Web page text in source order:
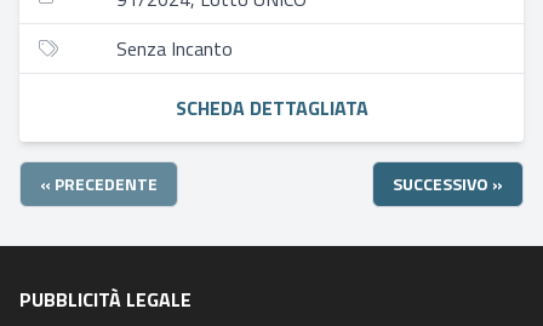
Senza Incanto
SCHEDA DETTAGLIATA
« PRECEDENTE SUCCESSIVO »
PUBBLICITÀ LEGALE